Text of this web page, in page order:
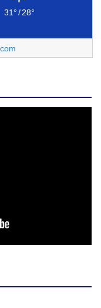
31°/28°